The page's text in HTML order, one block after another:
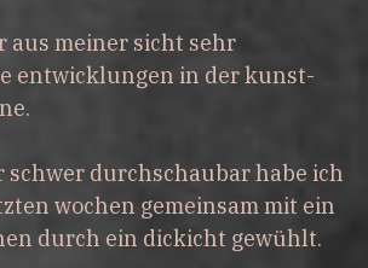
aus meiner sicht sehr
entwicklungen in der kunst-
durchschaubar habe ich
wochen gemeinsam mit ein
durch ein dickicht gewühlt.